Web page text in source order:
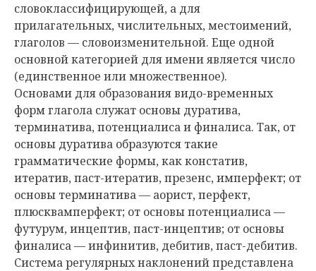
словоклассифицирующей, а для
прилагательных, числительных, местоимений,
глаголов — словоизменительной. Еще одной
основной категорией для имени является число
(единственное или множественное).
Основами для образования видо-временных
форм глагола служат основы дуратива,
терминатива, потенциалиса и финалиса. Так, от
основы дуратива образуются такие
грамматические формы, как констатив,
итератив, паст-итератив, презенс, имперфект; от
основы терминатива — аорист, перфект,
плюсквамперфект; от основы потенциалиса —
футурум, инцептив, паст-инцептив; от основы
финалиса — инфинитив, дебитив, паст-дебитив.
Система регулярных наклонений представлена